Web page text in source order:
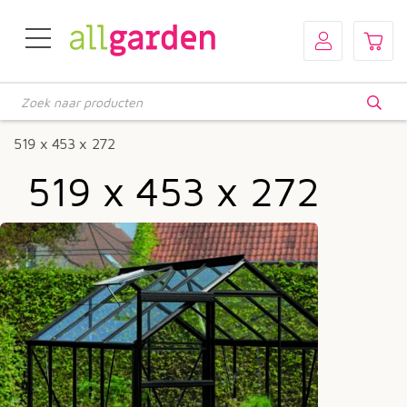
zoeken
519 x 453 x 272
519 x 453 x 272